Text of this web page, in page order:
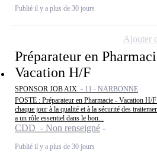
Publié il y a plus de 30 jours
Préparateur en
Vacation H/F
SPONSOR JOB AIX - 11 - NARBONNE
POSTE : Préparateur en Pharmacie - Vacation
chaque jour à la qualité et à la sécurité des
a un rôle essentiel dans le bon...
CDD - Non renseigné
Publié il y a plus de 30 jours
Ajouter